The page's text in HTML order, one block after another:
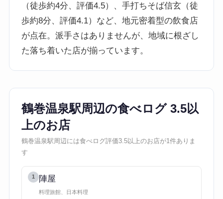
（徒歩約4分、評価4.5）、手打ちそば信玄（徒
歩約8分、評価4.1）など、地元密着型の飲食店
が点在。派手さはありませんが、地域に根ざし
た落ち着いた店が揃っています。
鶴巻温泉駅周辺の食べログ 3.5以
上のお店
鶴巻温泉駅周辺には食べログ評価3.5以上のお店が1件ありま
す
1 陣屋
料理旅館、日本料理